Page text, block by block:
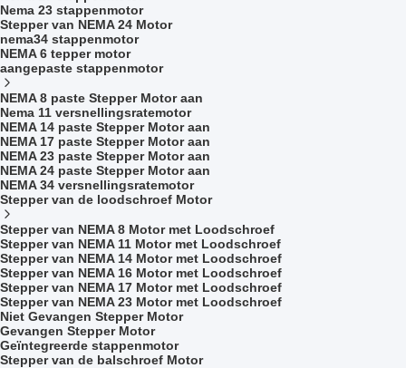
Nema 23 stappenmotor
Stepper van NEMA 24 Motor
nema34 stappenmotor
NEMA 6 tepper motor
aangepaste stappenmotor
NEMA 8 paste Stepper Motor aan
Nema 11 versnellingsratemotor
NEMA 14 paste Stepper Motor aan
NEMA 17 paste Stepper Motor aan
NEMA 23 paste Stepper Motor aan
NEMA 24 paste Stepper Motor aan
NEMA 34 versnellingsratemotor
Stepper van de loodschroef Motor
Stepper van NEMA 8 Motor met Loodschroef
Stepper van NEMA 11 Motor met Loodschroef
Stepper van NEMA 14 Motor met Loodschroef
Stepper van NEMA 16 Motor met Loodschroef
Stepper van NEMA 17 Motor met Loodschroef
Stepper van NEMA 23 Motor met Loodschroef
Niet Gevangen Stepper Motor
Gevangen Stepper Motor
Geïntegreerde stappenmotor
Stepper van de balschroef Motor